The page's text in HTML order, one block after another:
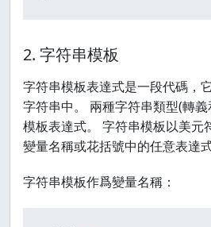
2. 字符串模板
字符串模板表達式是一段代碼，
字符串中。 兩種字符串類型(轉
模板表達式。 字符串模板以美元
變量名稱或花括號中的任意表達式
字符串模板作爲變量名稱：